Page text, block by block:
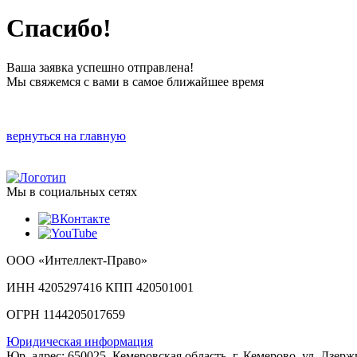
Спасибо!
Ваша заявка успешно отправлена!
Мы свяжемся с вами в самое ближайшее время
вернуться на главную
Мы в социальных сетях
ООО «Интеллект-Право»
ИНН 4205297416 КПП 420501001
ОГРН 1144205017659
Юридическая информация